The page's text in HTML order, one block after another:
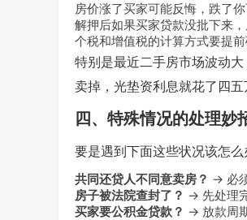
房价涨了买家可能反悔，跌了
解押后如果买家贷款没批下来
个税和增值税的计算方式要提
特别是最近二手房市场波动
卖掉，光垫资利息就花了四五
四、特殊情况的处理妙
要是遇到下面这些状况该怎
共同还贷人不同意卖房？ → 必
房子被法院查封了？ → 先处理
买家要公积金贷款？ → 放款周